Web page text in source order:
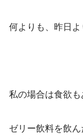
何よりも、昨日よ
私の場合は食欲も
ゼリー飲料を飲